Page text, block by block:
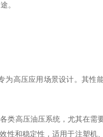
。
为高压应用场景设计。其性
类高压油压系统，尤其在需
性和稳定性，适用于注塑机